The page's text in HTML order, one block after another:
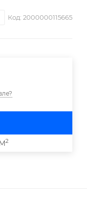
Код: 2000000115665
2